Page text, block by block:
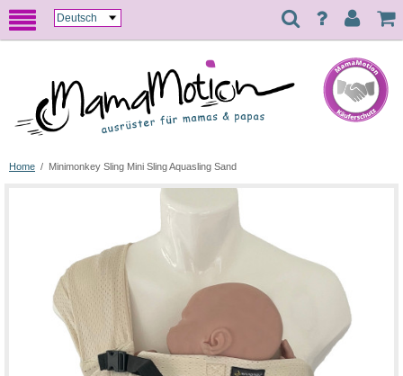
Home / Minimonkey Sling Mini Sling Aquasling Sand